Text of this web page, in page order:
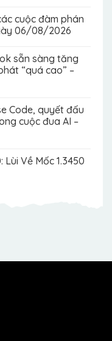
cuộc đàm phán
06/08/2026
sẵn sàng tăng
“quá cao” –
Code, quyết đấu
cuộc đua AI –
Lùi Về Mốc 1.3450